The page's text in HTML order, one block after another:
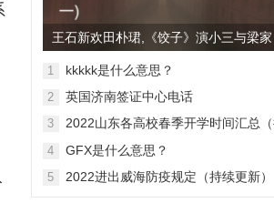
王石新欢田朴珺,《饺子》演小三与梁家
辉大尺度激情床戏肉搏照(...
1 kkkkk是什么意思？
2 英国济南签证中心电话
3
2022山东各高校春季开学时间汇总
4 GFX是什么意思？
5 2022进出威海防疫规定（持续更新）